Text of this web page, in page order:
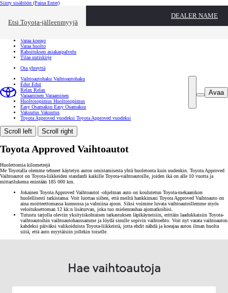
Siirry sisältöön (Paina Enter)
Etsi Toyota-jälleenmyyjä
DEALER NAME
Toyota palvelee Sulje
Varaa koeajo
Varaa huolto
Rahoituksen asiakaspalvelu
Tilaa uutiskirje
Ota yhteyttä
Avaa
Vaihtoautohaku Vaihtoautohaku
Edut Edut
Relax Relax
Varaaminen Varaaminen
Huoltosopimus Huoltosopimus
Easy Osamaksu Easy Osamaksu
Vakuutus Vakuutus
Toyota Approved vuodeksi Toyota Approved vuodeksi
Scroll left Scroll right
Toyota Approved Vaihtoautot
Huolettomia kilometrejä
Me Toyotalla olemme tehneet käytetyn auton omistamisesta yhtä huoletonta kuin uudenkin. Toyota Approved
Vaihtoautot on Toyota-liikkeiden standardi kaikille Toyota-vaihtoautoille, joiden ikä on alle 10 vuotta ja
mittarilukema enintään 185 000 km.
Jokainen Toyota Approved Vaihtoautot -ohjelman auto on koulutetun Toyota-mekaanikon
huolellisesti tarkistama. Voit luottaa siihen, että meiltä hankkimasi Toyota Approved Vaihtoauto on
aina moitteettomassa kunnossa ja valmiina ajoon. Siksi voimme luvata vaihtoautoillemme myös
veloituksettoman 12 kk:n lisäturvan, joka tuo mielenrauhaa ajomatkoihisi.
Tutustu tarjolla oleviin yksityiskohtaisen tarkastuksen läpikäyneisiin, erittäin laadukkaisiin Toyota-
vaihtoautoihin vaihtoautohaussamme ja löydä sinulle sopivin vaihtoehto. Voit nyt varata vaihtoauton
kahdeksi päiväksi valikoiduista Toyota-liikkeistä, jotta ehdit nähdä ja koeajaa auton ilman huolta
siitä, että auto myytäisiin jollekin toiselle.
Hae vaihtoautoja